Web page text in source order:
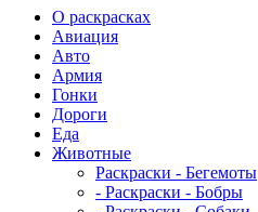
О раскрасках
Авиация
Авто
Армия
Гонки
Дороги
Еда
Животныe
Раскраски - Бегемоты
- Раскраски - Бобры